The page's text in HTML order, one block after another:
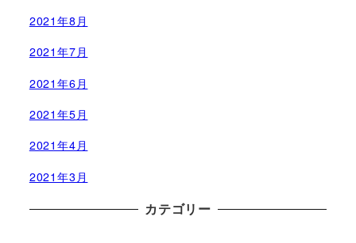
2021年8月
2021年7月
2021年6月
2021年5月
2021年4月
2021年3月
カテゴリー